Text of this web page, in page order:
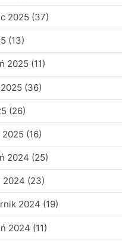
2025 (37)
(13)
2025 (11)
(36)
(26)
2025 (16)
2024 (25)
2024 (23)
2024 (19)
2024 (11)